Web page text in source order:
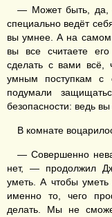
— Может быть, да,
специально ведёт
вы умнее. А на
вы все считаете
сделать с вами всё,
умным поступкам с
подумали
безопасности: ведь
В комнате
— Совершенно
нет, — продолжил
уметь. А чтобы
именно то, чего
делать. Мы не